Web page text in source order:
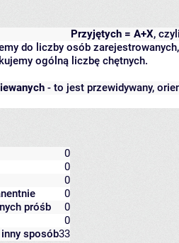
Przyjętych = A+X,
do liczby osób
ogólną liczbę chętnych.
- to jest przewidywany,
0
0
0
0
próśb
0
0
sposób33